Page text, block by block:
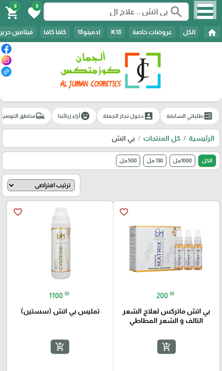
search
0
favorite
0
shopping_cart
home الكل عروضات خاصة K18 ادمينو18 كافا كافا فيتامين حرير
ballotطلباتي السابقة account_boxدخول تجار الجملة emoji_emotionsآراء زبائننا commuteمناطق
الرئيسية كل المنتجات بي اتش
الكل 1000مل 130 مل 500 مل
favorite_border
200 ₪
بي اتش ماتركس لعلاج الشعر
التالف و الشعر المطاطي
add_shopping_cart
favorite_border
1100 ₪
تمليس بي اتش (سستين)
add_shopping_cart